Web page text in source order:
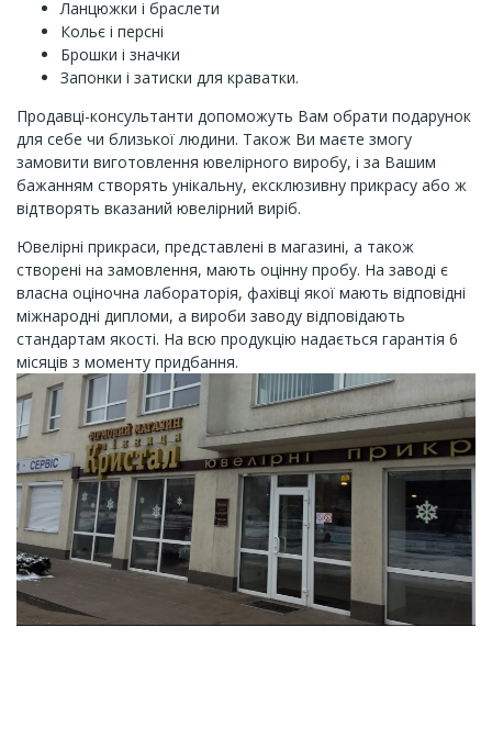
Ланцюжки і браслети
Кольє і персні
Брошки і значки
Запонки і затиски для краватки.
Продавці-консультанти допоможуть Вам обрати подарунок
для себе чи близької людини. Також Ви маєте змогу
замовити виготовлення ювелірного виробу, і за Вашим
бажанням створять унікальну, ексклюзивну прикрасу або ж
відтворять вказаний ювелірний виріб.
Ювелірні прикраси, представлені в магазині, а також
створені на замовлення, мають оцінну пробу. На заводі є
власна оціночна лабораторія, фахівці якої мають відповідні
міжнародні дипломи, а вироби заводу відповідають
стандартам якості. На всю продукцію надається гарантія 6
місяців з моменту придбання.